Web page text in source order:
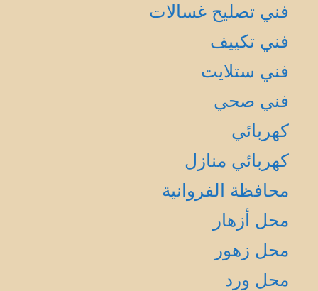
فني تصليح غسالات
فني تكييف
فني ستلايت
فني صحي
كهربائي
كهربائي منازل
محافظة الفروانية
محل أزهار
محل زهور
محل ورد